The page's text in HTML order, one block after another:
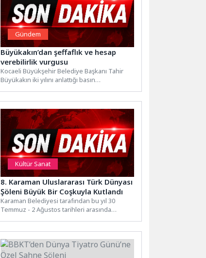
Gündem
Büyükakın’dan şeffaflık ve hesap
verebilirlik vurgusu
Kocaeli Büyükşehir Belediye Başkanı Tahir
Büyükakın iki yılını anlattığı basın
Kültür Sanat
8. Karaman Uluslararası Türk Dünyası
Şöleni Büyük Bir Coşkuyla Kutlandı
Karaman Belediyesi tarafından bu yıl 30
Temmuz - 2 Ağustos tarihleri arasında